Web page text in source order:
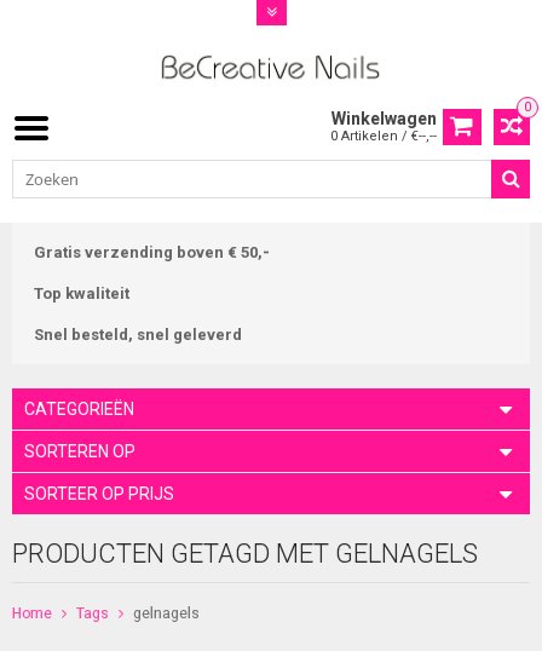
0
Winkelwagen
0 Artikelen / €--,--
Gratis verzending boven € 50,-
Top kwaliteit
Snel besteld, snel geleverd
CATEGORIEËN
SORTEREN OP
SORTEER OP PRIJS
PRODUCTEN GETAGD MET GELNAGELS
Home Tags gelnagels